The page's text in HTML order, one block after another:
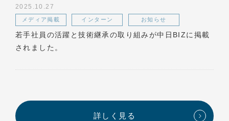
2025.10.27
メディア掲載 インターン お知らせ
若手社員の活躍と技術継承の取り組みが中日BIZに掲載
されました。
詳しく見る